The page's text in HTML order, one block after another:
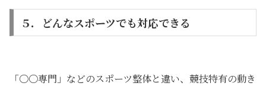
５．どんなスポーツでも対応できる
「〇〇専門」などのスポーツ整体と違い、競技特有の動き